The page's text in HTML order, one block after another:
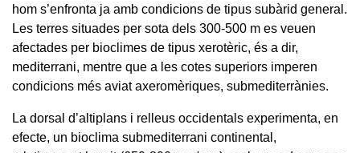
hom s’enfronta ja amb condicions de tipus subàrid general.
Les terres situades per sota dels 300-500 m es veuen
afectades per bioclimes de tipus xerotèric, és a dir,
mediterrani, mentre que a les cotes superiors imperen
condicions més aviat axeromèriques, submediterrànies.
La dorsal d’altiplans i relleus occidentals experimenta, en
efecte, un bioclima submediterrani continental,